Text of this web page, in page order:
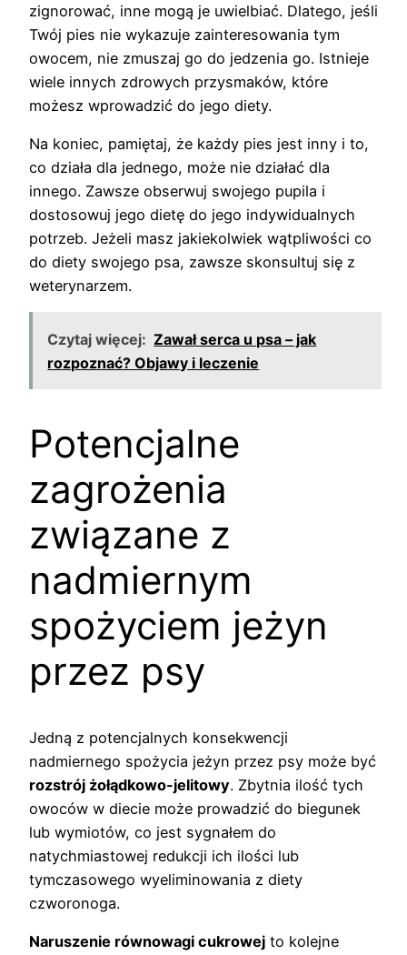
zignorować, inne mogą je uwielbiać. Dlatego, jeśli
Twój pies nie wykazuje zainteresowania tym
owocem, nie zmuszaj go do jedzenia go. Istnieje
wiele innych zdrowych przysmaków, które
możesz wprowadzić do jego diety.
Na koniec, pamiętaj, że każdy pies jest inny i to,
co działa dla jednego, może nie działać dla
innego. Zawsze obserwuj swojego pupila i
dostosowuj jego dietę do jego indywidualnych
potrzeb. Jeżeli masz jakiekolwiek wątpliwości co
do diety swojego psa, zawsze skonsultuj się z
weterynarzem.
Czytaj więcej: Zawał serca u psa – jak
rozpoznać? Objawy i leczenie
Potencjalne
zagrożenia
związane z
nadmiernym
spożyciem jeżyn
przez psy
Jedną z potencjalnych konsekwencji
nadmiernego spożycia jeżyn przez psy może być
rozstrój żołądkowo-jelitowy. Zbytnia ilość tych
owoców w diecie może prowadzić do biegunek
lub wymiotów, co jest sygnałem do
natychmiastowej redukcji ich ilości lub
tymczasowego wyeliminowania z diety
czworonoga.
Naruszenie równowagi cukrowej to kolejne